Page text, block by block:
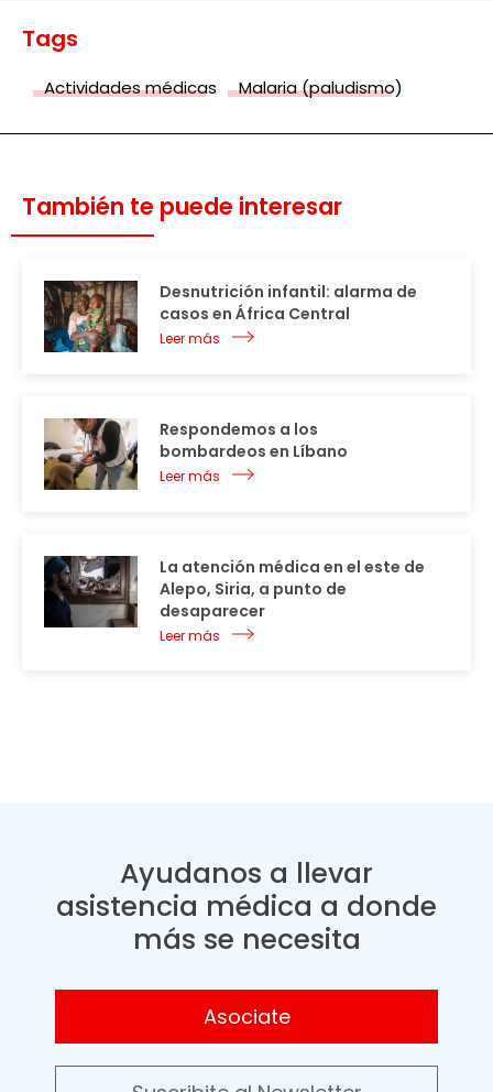
Tags
Actividades médicas Malaria (paludismo)
También te puede interesar
Desnutrición infantil: alarma de
casos en África Central
Leer más
Respondemos a los
bombardeos en Líbano
Leer más
La atención médica en el este de
Alepo, Siria, a punto de
desaparecer
Leer más
Ayudanos a llevar
asistencia médica a donde
más se necesita
Asociate